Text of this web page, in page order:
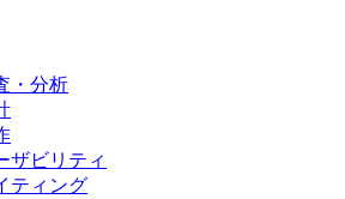
・分析
ザビリティ
ティング